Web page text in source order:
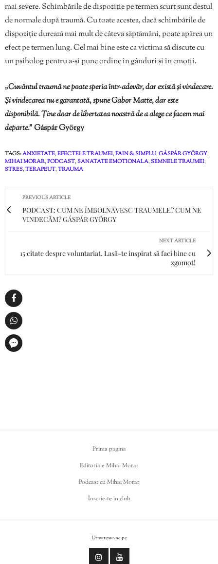
mai severe. Schimbările de dispoziție pe termen scurt sunt destul
de normale după traumă. Cu toate acestea, dacă schimbările de
dispoziție durează mai mult de câteva săptămâni, poate apărea un
efect pe termen lung. Cel mai bine este ca victima să discute cu
un psiholog pentru a-și pune ordine în gânduri și în emoții.
„Cuvântul traumă ne poate speria într-adevăr, dar există și vindecare.
Și vindecarea nu e garantată, spune Gabor Matte, dar este
disponibilă. Ține doar de libertatea noastră de a alege ce facem mai
departe.”Gáspár György
TAGS:ANXIETATE,EFECTELE TRAUMEI,FAIN & SIMPLU,GÁSPÁR GYÖRGY,
MIHAI MORAR,PODCAST,SANATATE EMOTIONALA,SEMNELE TRAUMEI,
STRES,TERAPEUT,TRAUMA
PREVIOUS ARTICLE
PODCAST: CUM NE ÎMBOLNĂVESC TRAUMELE? CUM NE
VINDECĂM? GÁSPÁR GYÖRGY
NEXT ARTICLE
15 citate despre voluntariat. Lasă-te inspirat să faci bine cu
zgomot!
Prima pagina
Editoriale Mihai Morar
Podcast cu Mihai Morar
Înscrie-te in club
Urmareste-ne pe